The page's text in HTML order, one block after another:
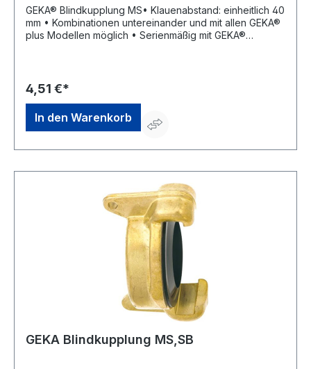
GEKA® Blindkupplung MS• Klauenabstand: einheitlich 40
mm • Kombinationen untereinander und mit allen GEKA®
plus Modellen möglich • Serienmäßig mit GEKA®
°CHersteller: Karasto Armaturenfabrik Oehler GmbH,
Manfred-von-Ardenne-Allee 27, 71522 Backnang, DE,
+49719134520, info@karasto.de
4,51 €*
In den Warenkorb
GEKA Blindkupplung MS,SB